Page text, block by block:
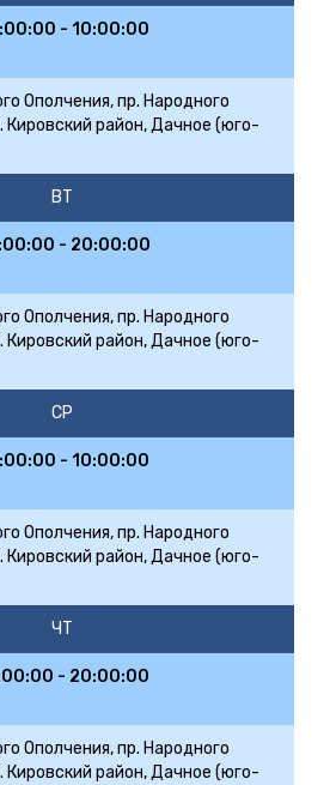
- 10:00:00
Ополчения, пр. Народного
Кировский район, Дачное (юго-
ВТ
- 20:00:00
Ополчения, пр. Народного
Кировский район, Дачное (юго-
СР
- 10:00:00
Ополчения, пр. Народного
Кировский район, Дачное (юго-
ЧТ
- 20:00:00
Ополчения, пр. Народного
Кировский район, Дачное (юго-